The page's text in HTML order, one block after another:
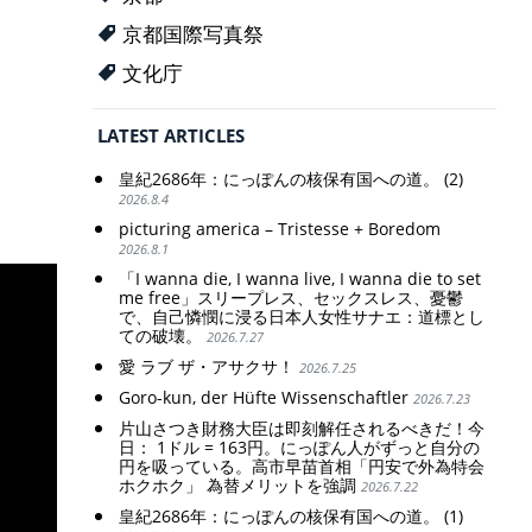
京都国際写真祭
文化庁
LATEST ARTICLES
皇紀2686年：にっぽんの核保有国への道。 (2)
2026.8.4
picturing america – Tristesse + Boredom
2026.8.1
「I wanna die, I wanna live, I wanna die to set
me free」スリープレス、セックスレス、憂鬱
で、自己憐憫に浸る日本人女性サナエ：道標とし
ての破壊。
2026.7.27
愛 ラブ ザ・アサクサ！ 2026.7.25
Goro-kun, der Hüfte Wissenschaftler 2026.7.23
片山さつき財務大臣は即刻解任されるべきだ！今
日： 1ドル = 163円。にっぽん人がずっと自分の
円を吸っている。高市早苗首相「円安で外為特会
ホクホク」 為替メリットを強調 2026.7.22
皇紀2686年：にっぽんの核保有国への道。 (1)